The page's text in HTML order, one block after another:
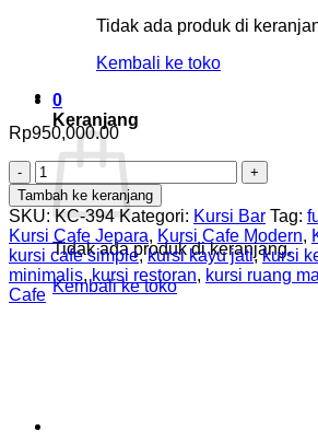
Tidak ada produk di
Kembali ke toko
0
Keranjang
Tidak ada produk di keranjang.
Kembali ke toko
Rp950,000.00
Kuantitas
Kursi
Cafe
Retro
Modern
Simple
Kekinian
Tambah ke keranjang
SKU:KC-394 Kategori: Kursi Bar Tag:
Kursi Cafe Jepara, Kursi Cafe Modern,
kursi cafe simple,kursi kayu jati,kursi
minimalis,kursi restoran, kursi ruang
Cafe